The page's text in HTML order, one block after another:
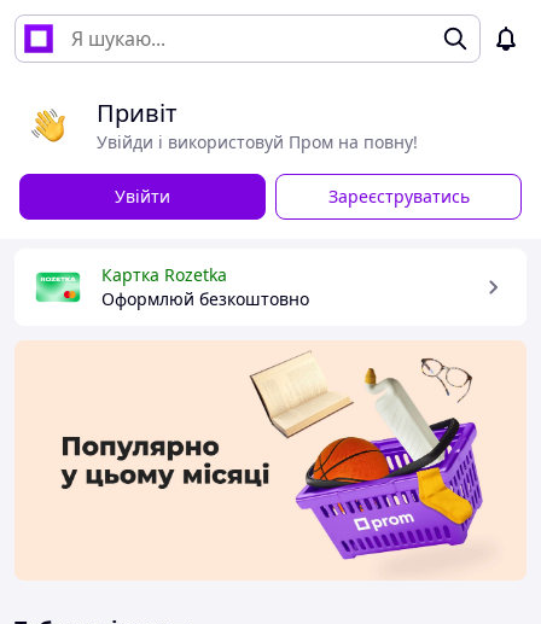
Привіт
Увійди і використовуй Пром на повну!
Увійти Зареєструватись
Картка Rozetka
Оформлюй безкоштовно